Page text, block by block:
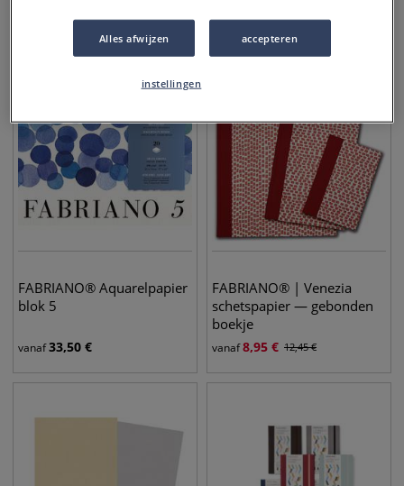
FABRIANO® Aquarelpapier
blok 5
vanaf33,50 €
FABRIANO® | Venezia
schetspapier — gebonden
boekje
vanaf8,95 € 12,45€
Alles afwijzen accepteren
instellingen